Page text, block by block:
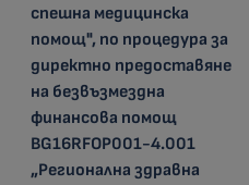
спешна медицинска
помощ", по процедура за
директно предоставяне
на безвъзмездна
финансова помощ
BG16RFOP001-4.001
„Регионална здравна